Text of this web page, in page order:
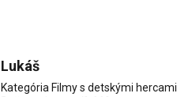
Lukáš
Kategória Filmy s detskými hercami